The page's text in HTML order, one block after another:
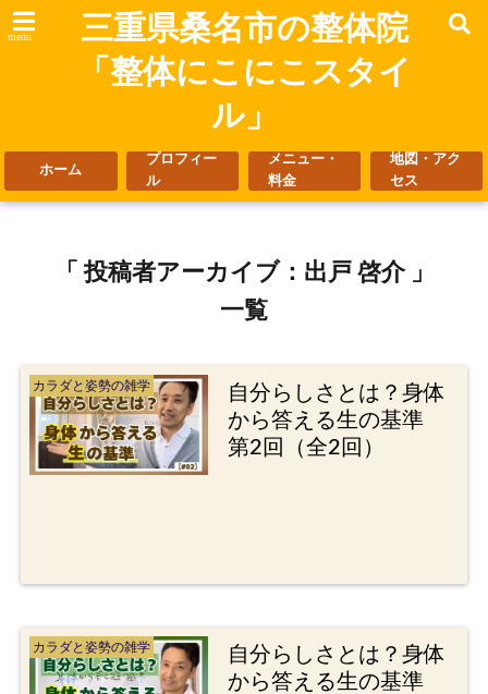
menu
三重県桑名市の整体院
「整体にこにこスタイ
ル」
ホーム
プロフィー
ル
メニュー・
料金
地図・アク
セス
「 投稿者アーカイブ：出戸 啓介 」
一覧
カラダと姿勢の雑学
自分らしさとは？身体
から答える生の基準
第2回（全2回）
カラダと姿勢の雑学
自分らしさとは？身体
から答える生の基準